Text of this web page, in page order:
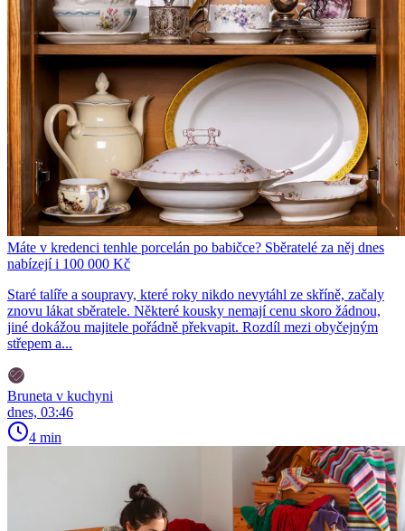
Máte v kredenci tenhle porcelán po babičce? Sběratelé za něj dnes
nabízejí i 100 000 Kč
Staré talíře a soupravy, které roky nikdo nevytáhl ze skříně, začaly
znovu lákat sběratele. Některé kousky nemají cenu skoro žádnou,
jiné dokážou majitele pořádně překvapit. Rozdíl mezi obyčejným
střepem a...
Bruneta v kuchyni
dnes, 03:46
4 min